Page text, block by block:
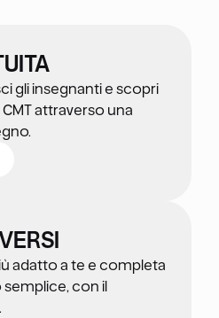
gli insegnanti e scopri
attraverso una
adatto a te e completa
semplice, con il